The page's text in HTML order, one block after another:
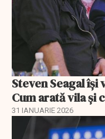
Steven Seagal
Cum arată vila și
31 IANUARIE 2026